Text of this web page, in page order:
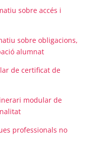
sobre accés i
sobre obligacions,
alumnat
de certificat de
modular de
professionals no